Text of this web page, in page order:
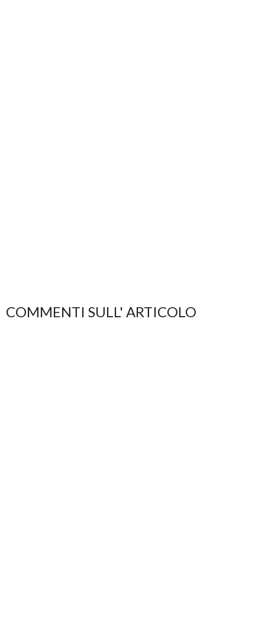
COMMENTI SULL' ARTICOLO